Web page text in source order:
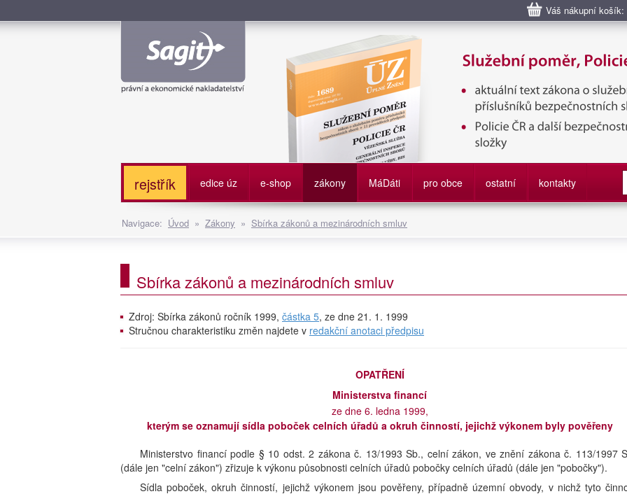
Váš nákupní
Služební poměr příslušníků bezpečnostních sborů, Policie ČR, Vězeňská
služby
rejstřík edice úz e-shop zákony MáDáti pro obce ostatní kontakty
Navigace: Úvod » Zákony » Sbírka zákonů a mezinárodních smluv
Sbírka zákonů a mezinárodních smluv
Zdroj: Sbírka zákonů ročník 1999, částka 5, ze dne 21. 1. 1999
Stručnou charakteristiku změn najdete v redakční anotaci předpisu
OPATŘENÍ
Ministerstva financí
ze dne 6. ledna 1999,
kterým se oznamují sídla poboček celních úřadů a okruh činností, jejichž výkonem byly pověřeny
Ministerstvo financí podle § 10 odst. 2 zákona č. 13/1993 Sb., celní zákon, ve znění zákona č. 113/1997
(dále jen "celní zákon") zřizuje k výkonu působnosti celních úřadů pobočky celních úřadů (dále jen "pobočky").
Sídla poboček, okruh činností, jejichž výkonem jsou pověřeny, případně územní obvody, v nichž tyto